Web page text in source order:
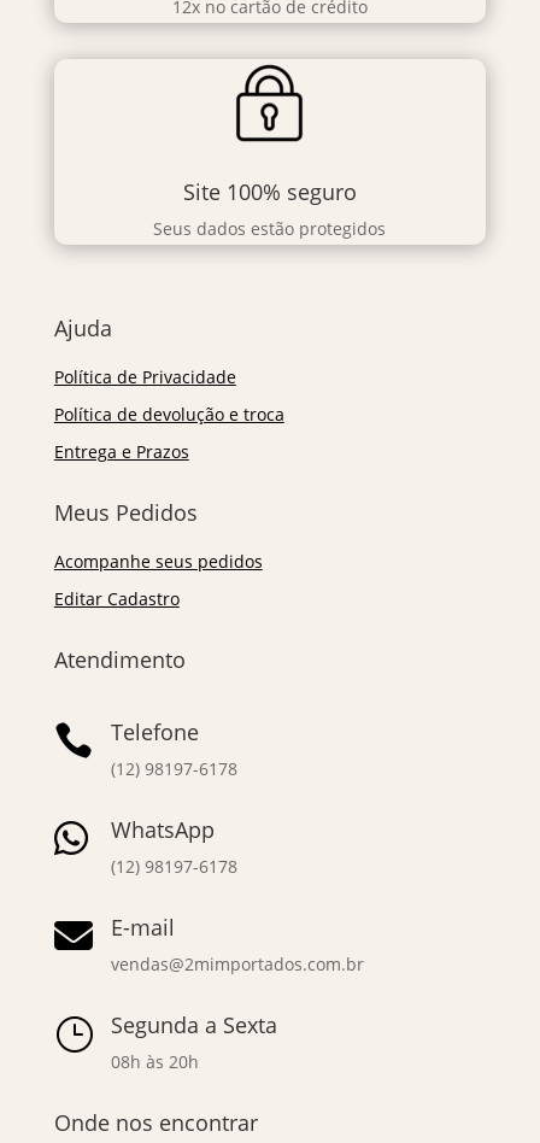
12x no cartão de crédito
Site 100% seguro
Seus dados estão protegidos
Ajuda
Política de Privacidade
Política de devolução e troca
Entrega e Prazos
Meus Pedidos
Acompanhe seus pedidos
Editar Cadastro
Atendimento
 Telefone
(12) 98197-6178
 WhatsApp
(12) 98197-6178
 E-mail
vendas@2mimportados.com.br
} Segunda a Sexta
08h às 20h
Onde nos encontrar